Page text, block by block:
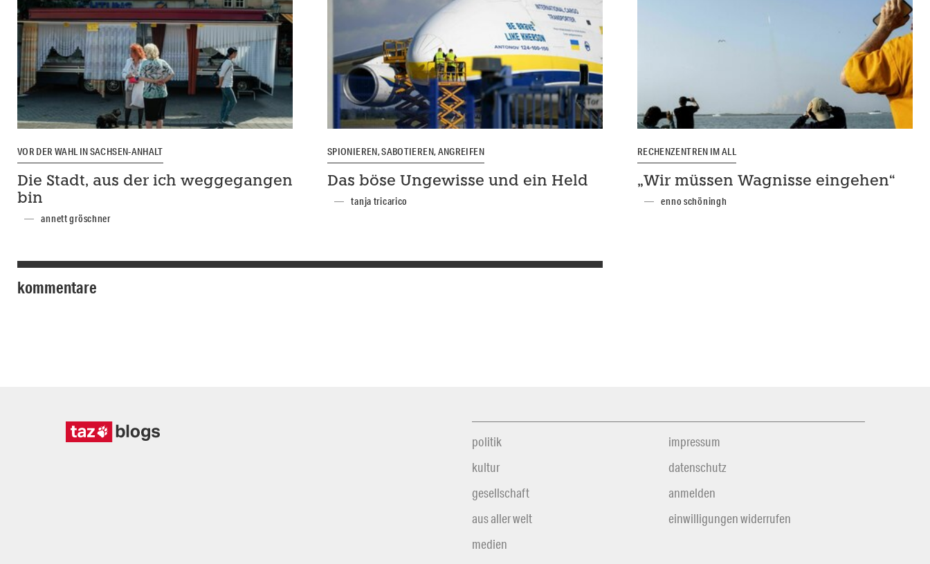
VOR DER WAHL IN SACHSEN-ANHALT
Die Stadt, aus der ich weggegangen
bin
annett gröschner
SPIONIEREN, SABOTIEREN, ANGREIFEN
Das böse Ungewisse und ein Held
tanja tricarico
RECHENZENTREN IM ALL
„Wir müssen Wagnisse eingehen“
enno schöningh
kommentare
politik
kultur
gesellschaft
aus aller welt
medien
impressum
datenschutz
anmelden
einwilligungen widerrufen